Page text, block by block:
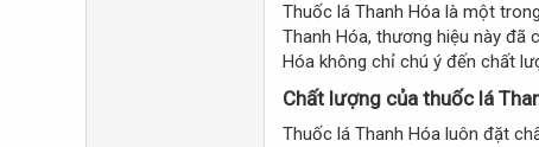
Thuốc lá Thanh Hóa là một
Thanh Hóa, thương hiệu này đã
Hóa không chỉ chú ý đến chất
Chất lượng của thuốc lá
Thuốc lá Thanh Hóa luôn đặt